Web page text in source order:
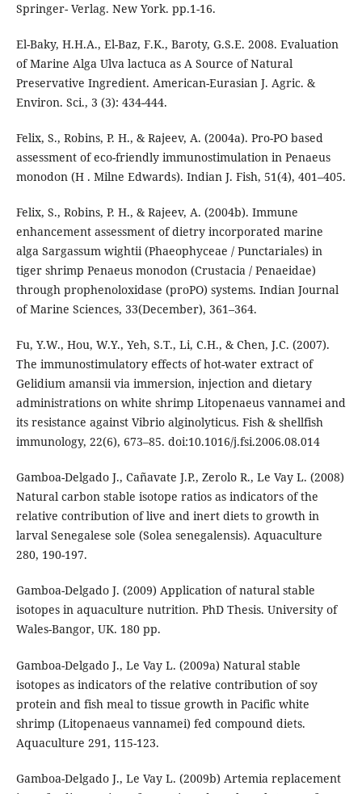
Springer- Verlag. New York. pp.1-16.
El-Baky, H.H.A., El-Baz, F.K., Baroty, G.S.E. 2008. Evaluation
of Marine Alga Ulva lactuca as A Source of Natural
Preservative Ingredient. American-Eurasian J. Agric. &
Environ. Sci., 3 (3): 434-444.
Felix, S., Robins, P. H., & Rajeev, A. (2004a). Pro-PO based
assessment of eco-friendly immunostimulation in Penaeus
monodon (H . Milne Edwards). Indian J. Fish, 51(4), 401–405.
Felix, S., Robins, P. H., & Rajeev, A. (2004b). Immune
enhancement assessment of dietry incorporated marine
alga Sargassum wightii (Phaeophyceae / Punctariales) in
tiger shrimp Penaeus monodon (Crustacia / Penaeidae)
through prophenoloxidase (proPO) systems. Indian Journal
of Marine Sciences, 33(December), 361–364.
Fu, Y.W., Hou, W.Y., Yeh, S.T., Li, C.H., & Chen, J.C. (2007).
The immunostimulatory effects of hot-water extract of
Gelidium amansii via immersion, injection and dietary
administrations on white shrimp Litopenaeus vannamei and
its resistance against Vibrio alginolyticus. Fish & shellfish
immunology, 22(6), 673–85. doi:10.1016/j.fsi.2006.08.014
Gamboa-Delgado J., Cañavate J.P., Zerolo R., Le Vay L. (2008)
Natural carbon stable isotope ratios as indicators of the
relative contribution of live and inert diets to growth in
larval Senegalese sole (Solea senegalensis). Aquaculture
280, 190-197.
Gamboa-Delgado J. (2009) Application of natural stable
isotopes in aquaculture nutrition. PhD Thesis. University of
Wales-Bangor, UK. 180 pp.
Gamboa-Delgado J., Le Vay L. (2009a) Natural stable
isotopes as indicators of the relative contribution of soy
protein and fish meal to tissue growth in Pacific white
shrimp (Litopenaeus vannamei) fed compound diets.
Aquaculture 291, 115-123.
Gamboa-Delgado J., Le Vay L. (2009b) Artemia replacement